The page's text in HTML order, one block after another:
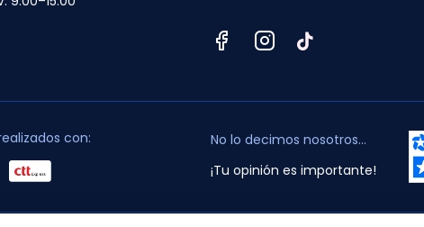
con:
No lo decimos nosotros...
¡Tu opinión es importante!